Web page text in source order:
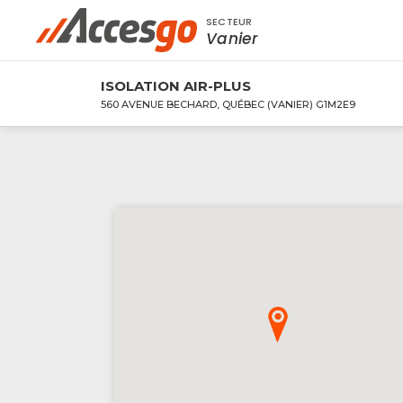
Rechercher à proximité - Entreprise /
SECTEUR
Vanier
ISOLATION AIR-PLUS
560 AVENUE BECHARD, QUÉBEC (VANIER) G1M2E9